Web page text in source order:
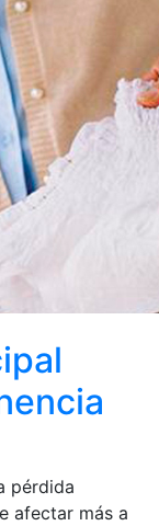
pérdida
afectar más a